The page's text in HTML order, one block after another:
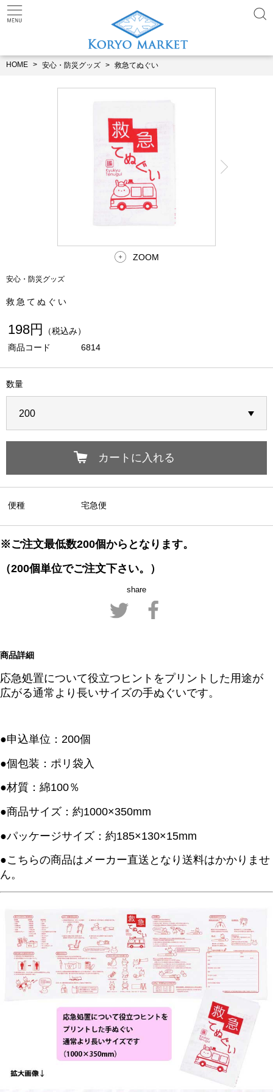
HOME 安心・防災グッズ 救急てぬぐい
ZOOM
安心・防災グッズ
救急てぬぐい
198円
（税込み）
商品コード
6814
数量
カートに入れる
便種 宅急便
※ご注文最低数200個からとなります。
（200個単位でご注文下さい。）
share
商品詳細
応急処置について役立つヒントをプリントした用途が
広がる通常より長いサイズの手ぬぐいです。
●申込単位：200個
●個包装：ポリ袋入
●材質：綿100％
●商品サイズ：約1000×350mm
●パッケージサイズ：約185×130×15mm
●こちらの商品はメーカー直送となり送料はかかりませ
ん。